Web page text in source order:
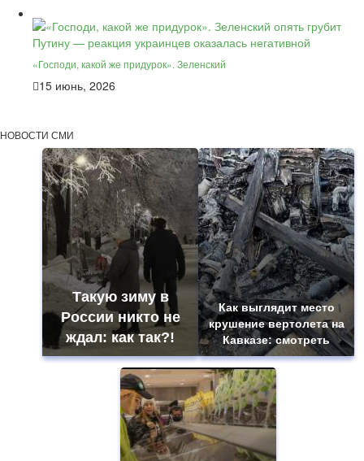
«Господи, какой же придурок». Зеленский
15 июнь, 2026
НОВОСТИ СМИ
Такую зиму в
России никто не
ждал: как так?!
Как выглядит место
крушение вертолета на
Кавказе: смотреть